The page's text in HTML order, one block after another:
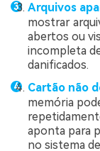
Arquivos
mostrar
abertos ou
incompleta
danificados.
Cartão não
memória
aponta para
no sistema